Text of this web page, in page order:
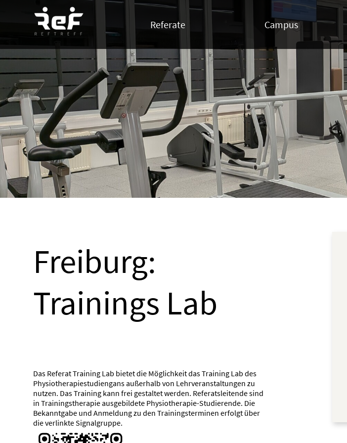
Referate Campus
Freiburg:
Trainings Lab
Das Referat Training Lab bietet die Möglichkeit das Training Lab des
Physiotherapiestudiengans außerhalb von Lehrveranstaltungen zu
nutzen. Das Training kann frei gestaltet werden. Referatsleitende sind
in Trainingstherapie ausgebildete Physiotherapie-Studierende. Die
Bekanntgabe und Anmeldung zu den Trainingsterminen erfolgt über
die verlinkte Signalgruppe.